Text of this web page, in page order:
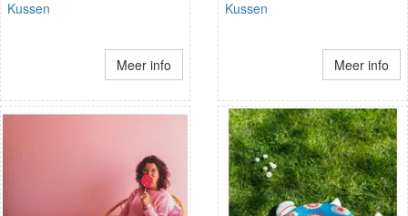
Kussen
Meer info
Kussen
Meer info